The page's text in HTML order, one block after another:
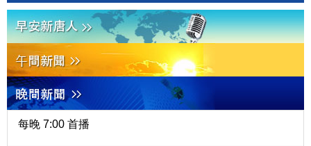
每晚 7:00 首播